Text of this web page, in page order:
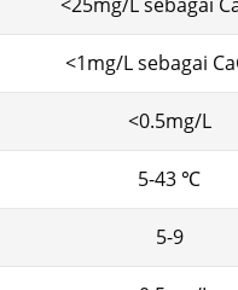
<1mg/L sebagai
<0.5mg/L
5-43 ℃
5-9